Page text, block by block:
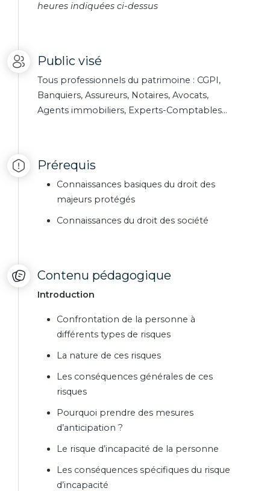
heures indiquées ci-dessus
Public visé
Tous professionnels du patrimoine : CGPI,
Banquiers, Assureurs, Notaires, Avocats,
Agents immobiliers, Experts-Comptables…
Prérequis
Connaissances basiques du droit des
majeurs protégés
Connaissances du droit des société
Contenu pédagogique
Introduction
Confrontation de la personne à
différents types de risques
La nature de ces risques
Les conséquences générales de ces
risques
Pourquoi prendre des mesures
d’anticipation ?
Le risque d’incapacité de la personne
Les conséquences spécifiques du risque
d’incapacité